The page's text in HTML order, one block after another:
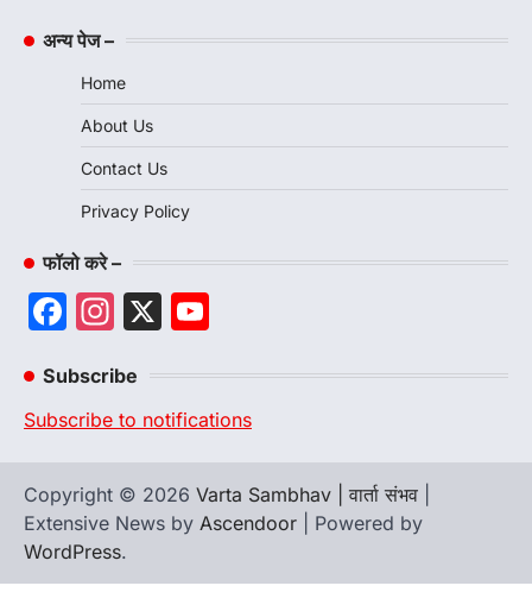
अन्य पेज –
Home
About Us
Contact Us
Privacy Policy
फॉलो करे –
Facebook
Instagram
X
Subscribe
Subscribe to notifications
Copyright © 2026 Varta Sambhav | वार्ता संभव
Extensive News by Ascendoor | Powered by
WordPress.